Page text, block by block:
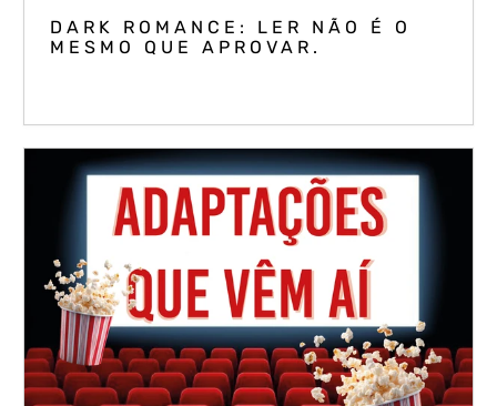
DARK ROMANCE: LER NÃO É O
MESMO QUE APROVAR.